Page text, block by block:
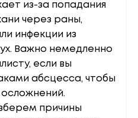
из-за попадания
через раны,
инфекции из
Важно немедленно
если вы
абсцесса, чтобы
причины